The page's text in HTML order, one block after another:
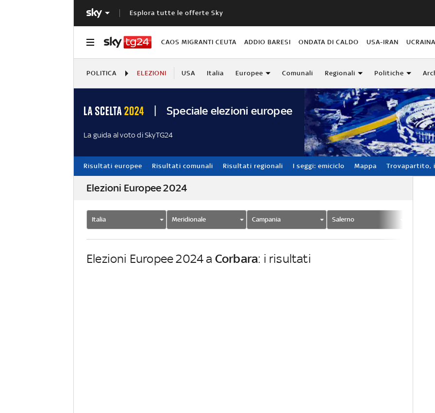
Esplora tutte le offerte Sky
CAOS MIGRANTI CEUTA ADDIO BARESI ONDATA DI CALDO USA-IRAN
POLITICA ELEZIONI USA Italia Europee Comunali Regionali Politiche
Speciale elezioni europee
La guida al voto di SkyTG24
Risultati europee Risultati comunali Risultati regionali I seggi: emiciclo Mappa Trovapartito,
Elezioni Europee 2024
Italia Meridionale Campania Salerno
Elezioni Europee 2024 a Corbara: i risultati